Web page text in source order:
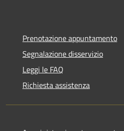
Prenotazione appuntamento
Segnalazione disservizio
Leggi le FAQ
Richiesta assistenza